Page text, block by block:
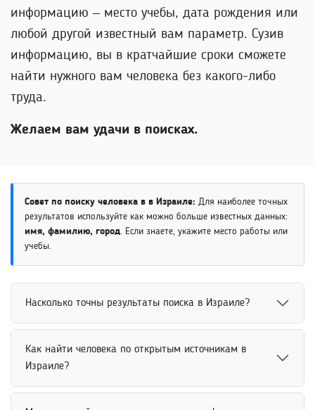
информацию – место учебы, дата рождения или
любой другой известный вам параметр. Сузив
информацию, вы в кратчайшие сроки сможете
найти нужного вам человека без какого-либо
труда.
Желаем вам удачи в поисках.
Совет по поиску человека в в Израиле: Для наиболее точных
результатов используйте как можно больше известных данных:
имя, фамилию, город. Если знаете, укажите место работы или
учебы.
Насколько точны результаты поиска в Израиле?
Точность результатов поиска зависит от количества
указанных данных и актуальности информации в
места учебы и других параметров помогает системе
Как найти человека по открытым источникам в
Израиле?
Поиск человека по открытым источникам выполняется